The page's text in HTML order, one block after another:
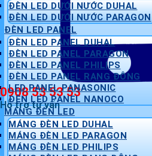
0908 53 53 53
Hỗ trợ tư vấn
ĐÈN LED DƯỚI NƯỚC DUHAL
ĐÈN LED DƯỚI NƯỚC PARAGON
ĐÈN LED PANEL
ĐÈN LED PANEL DUHAL
ĐÈN LED PANEL PARAGON
ĐÈN LED PANEL PHILIPS
ĐÈN LED PANEL RẠNG ĐÔNG
LED PANEL PANASONIC
ĐÈN LED PANEL NANOCO
MÁNG ĐÈN LED
MÁNG ĐÈN LED DUHAL
MÁNG ĐÈN LED PARAGON
MÁNG ĐÈN LED PHILIPS